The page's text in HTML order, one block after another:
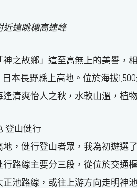
近遠眺穗高連峰
神之故鄉」這至高無上的美譽，
日本長野縣上高地。位於海拔
逢清爽怡人之秋，水軟山溫，植
登山健行
地，健行登山者眾，我為初遊選
行路線主要分三段，從位於交通
正池路線，或往上游方向走明神